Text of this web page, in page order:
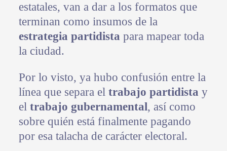
estatales, van a dar a los formatos que
terminan como insumos de la
estrategia partidista para mapear toda
la ciudad.
Por lo visto, ya hubo confusión entre la
línea que separa el trabajo partidista y
el trabajo gubernamental, así como
sobre quién está finalmente pagando
por esa talacha de carácter electoral.